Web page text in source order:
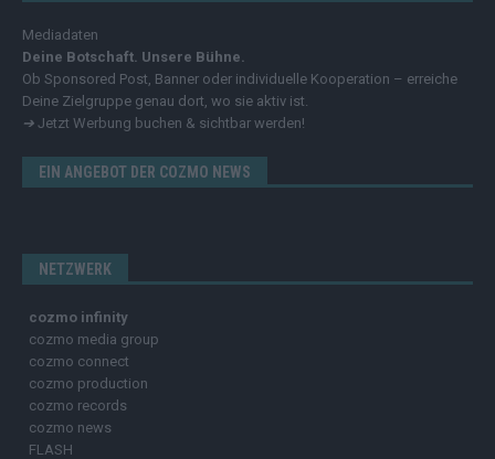
Mediadaten
Deine Botschaft. Unsere Bühne.
Ob Sponsored Post, Banner oder individuelle Kooperation – erreiche
Deine Zielgruppe genau dort, wo sie aktiv ist.
➔ Jetzt Werbung buchen & sichtbar werden!
EIN ANGEBOT DER COZMO NEWS
NETZWERK
cozmo infinity
cozmo media group
cozmo connect
cozmo production
cozmo records
cozmo news
FLASH